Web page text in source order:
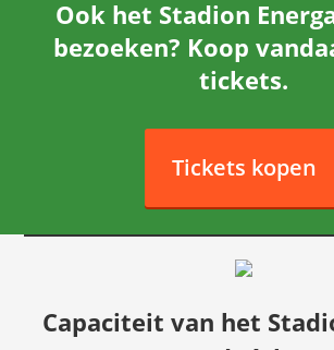
Ook het Stadion
bezoeken? Koop
tickets.
Tickets kopen
Capaciteit van het